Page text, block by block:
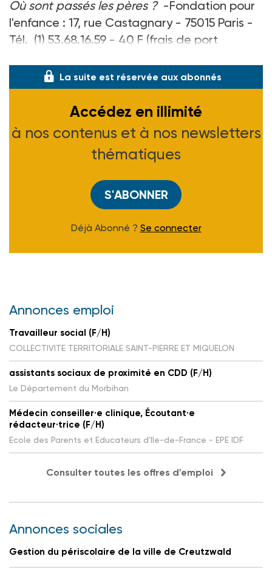
Où sont passés les pères ? -Fondation pour
l'enfance : 17, rue Castagnary - 75015 Paris -
Tél. (1) 53.68.16.59 - 40 F (frais de port
La suite est réservée aux abonnés
Accédez en illimité
à nos contenus et à nos newsletters
thématiques
S'ABONNER
Déjà Abonné ? Se connecter
Annonces emploi
Travailleur social (F/H)
COLLECTIVITE TERRITORIALE SAINT-PIERRE ET MIQUELON
assistants sociaux de proximité en CDD (F/H)
Le Département du Morbihan
Médecin conseiller·e clinique, Écoutant·e
rédacteur·trice (F/H)
Ecole des Parents et Educateurs d'Ile-de-France - EPE IDF
Consulter toutes les offres d'emploi
Annonces sociales
Gestion du périscolaire de la ville de Creutzwald